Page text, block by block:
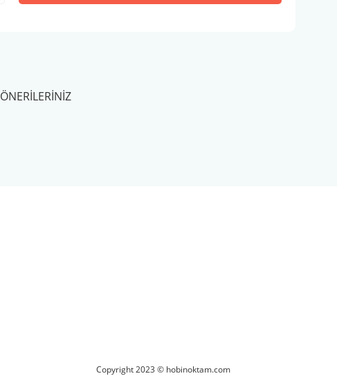
ÖNERILERINIZ
Copyright 2023 © hobinoktam.com